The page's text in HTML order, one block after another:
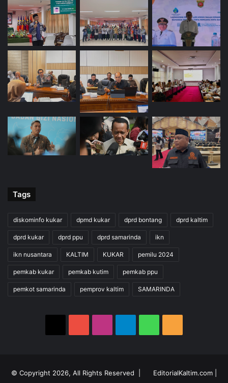
Tags
diskominfo kukar dpmd kukar dprd bontang dprd kaltim
dprd kukar dprd ppu dprd samarinda ikn
ikn nusantara KALTIM KUKAR pemilu 2024
pemkab kukar pemkab kutim pemkab ppu
pemkot samarinda pemprov kaltim SAMARINDA
© Copyright 2026, All Rights Reserved | EditorialKaltim.com